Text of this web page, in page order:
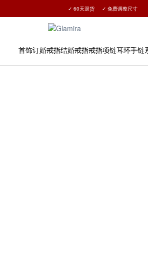
所有订单15%优惠 →
✓ 60天退货 ✓ 免费调整尺寸
首饰订婚戒指结婚戒指戒指项链耳环手链